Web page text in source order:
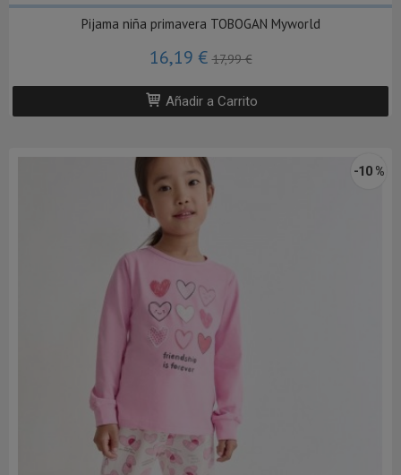
Pijama niña primavera TOBOGAN Myworld
16,19 €17,99 €
Añadir a Carrito
-10 %